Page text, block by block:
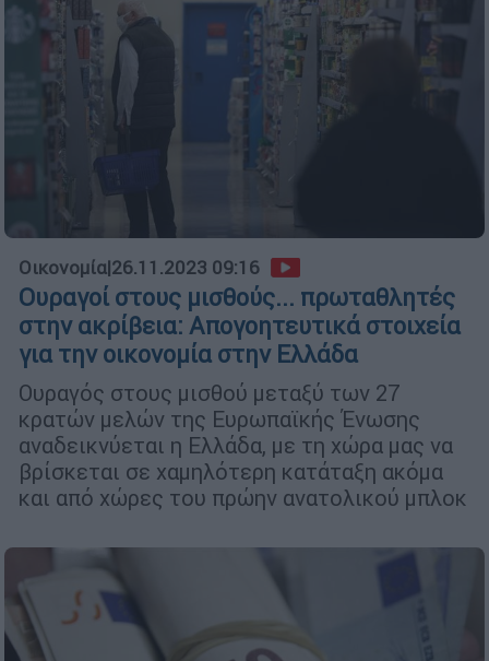
Οικονομία|26.11.2023 09:16
Ουραγοί στους μισθούς... πρωταθλητές
στην ακρίβεια: Απογοητευτικά στοιχεία
για την οικονομία στην Ελλάδα
Ουραγός στους μισθού μεταξύ των 27
κρατών μελών της Ευρωπαϊκής Ένωσης
αναδεικνύεται η Ελλάδα, με τη χώρα μας να
βρίσκεται σε χαμηλότερη κατάταξη ακόμα
και από χώρες του πρώην ανατολικού μπλοκ